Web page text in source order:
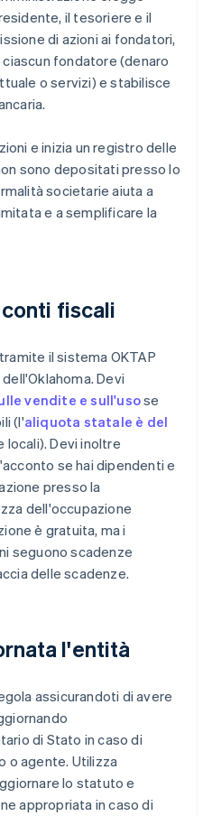
il tesoriere e il
di azioni ai fondatori,
fondatore (denaro
o servizi) e stabilisce
e inizia un registro delle
sono depositati presso lo
societarie aiuta a
e a semplificare la
fiscali
il sistema OKTAP
Devi
vendite e sull'usose
(l'aliquota statale è del
locali). Devi inoltre
se hai dipendenti e
presso la
dell'occupazione
è gratuita, ma i
seguono scadenze
delle scadenze.
l'entità
assicurandoti di avere
di Stato in caso di
o agente. Utilizza
lo statuto e
appropriata in caso di